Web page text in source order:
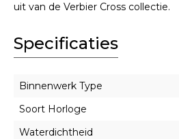
uit van de Verbier Cross collectie.
Specificaties
Binnenwerk Type
Soort Horloge
Waterdichtheid